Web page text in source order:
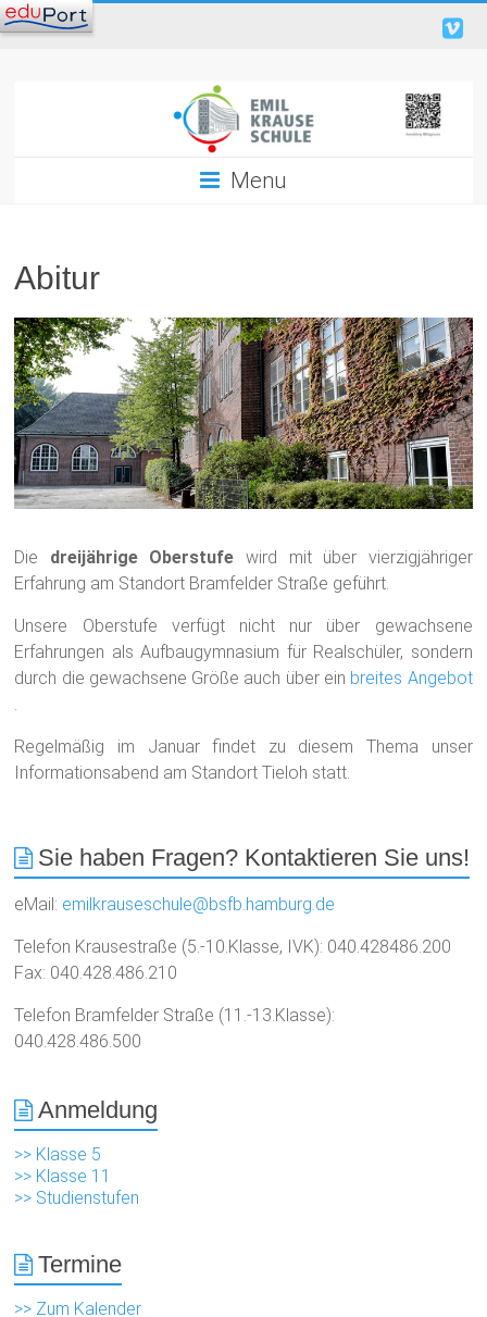
Menu
Abitur
Die dreijährige Oberstufe wird mit über vierzigjähriger
Erfahrung am Standort Bramfelder Straße geführt.
Unsere Oberstufe verfügt nicht nur über gewachsene
Erfahrungen als Aufbaugymnasium für Realschüler, sondern
durch die gewachsene Größe auch über ein breites Angebot
Regelmäßig im Januar findet zu diesem Thema unser
Informationsabend am Standort Tieloh statt.
Sie haben Fragen? Kontaktieren Sie uns!
eMail: emilkrauseschule@bsfb.hamburg.de
Telefon Krausestraße (5.-10.Klasse, IVK): 040.428486.200
Fax: 040.428.486.210
Telefon Bramfelder Straße (11.-13.Klasse):
040.428.486.500
Anmeldung
>> Klasse 5
>> Klasse 11
>> Studienstufen
Termine
>> Zum Kalender